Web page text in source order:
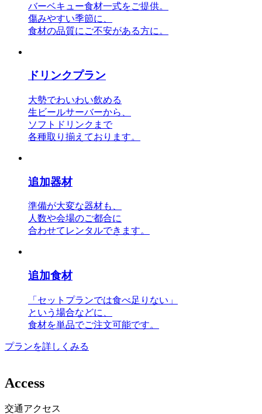
バーベキュー食材一式をご提供。
傷みやすい季節に、
食材の品質にご不安がある方に。
ドリンクプラン
大勢でわいわい飲める
生ビールサーバーから、
ソフトドリンクまで
各種取り揃えております。
追加器材
準備が大変な器材も、
人数や会場のご都合に
合わせてレンタルできます。
追加食材
「セットプランでは食べ足りない」
という場合などに、
食材を単品でご注文可能です。
プランを詳しくみる
Access
交通アクセス